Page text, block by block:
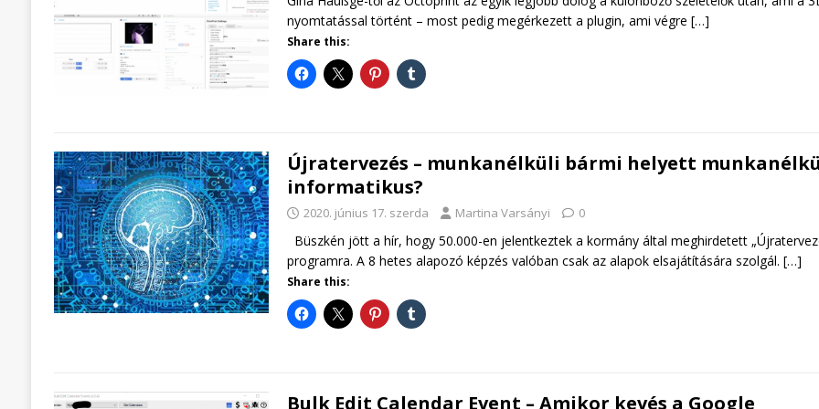
nyomtatással történt – most pedig megérkezett a plugin, ami végre […]
Share this:
Újratervezés – munkanélküli bármi helyett
informatikus?
2020. június 17. szerda Martina Varsányi 0
Büszkén jött a hír, hogy 50.000-en jelentkeztek a kormány által meghirdetett
programra. A 8 hetes alapozó képzés valóban csak az alapok elsajátítására szolgál. […]
Share this:
Bulk Edit Calendar Event – Amikor kevés a Google